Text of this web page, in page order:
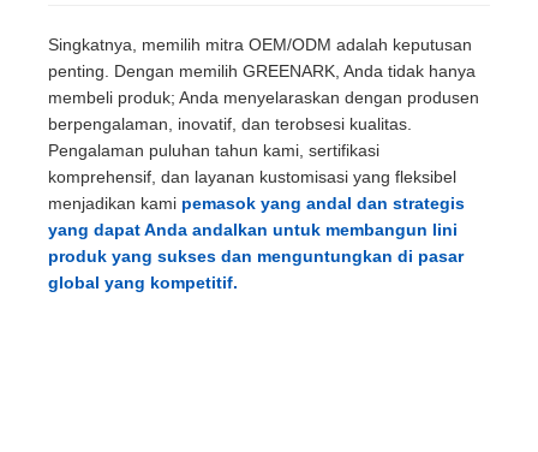
Singkatnya, memilih mitra OEM/ODM adalah keputusan
penting. Dengan memilih GREENARK, Anda tidak hanya
membeli produk; Anda menyelaraskan dengan produsen
berpengalaman, inovatif, dan terobsesi kualitas.
Pengalaman puluhan tahun kami, sertifikasi
komprehensif, dan layanan kustomisasi yang fleksibel
menjadikan kami pemasok yang andal dan strategis
yang dapat Anda andalkan untuk membangun lini
produk yang sukses dan menguntungkan di pasar
global yang kompetitif.